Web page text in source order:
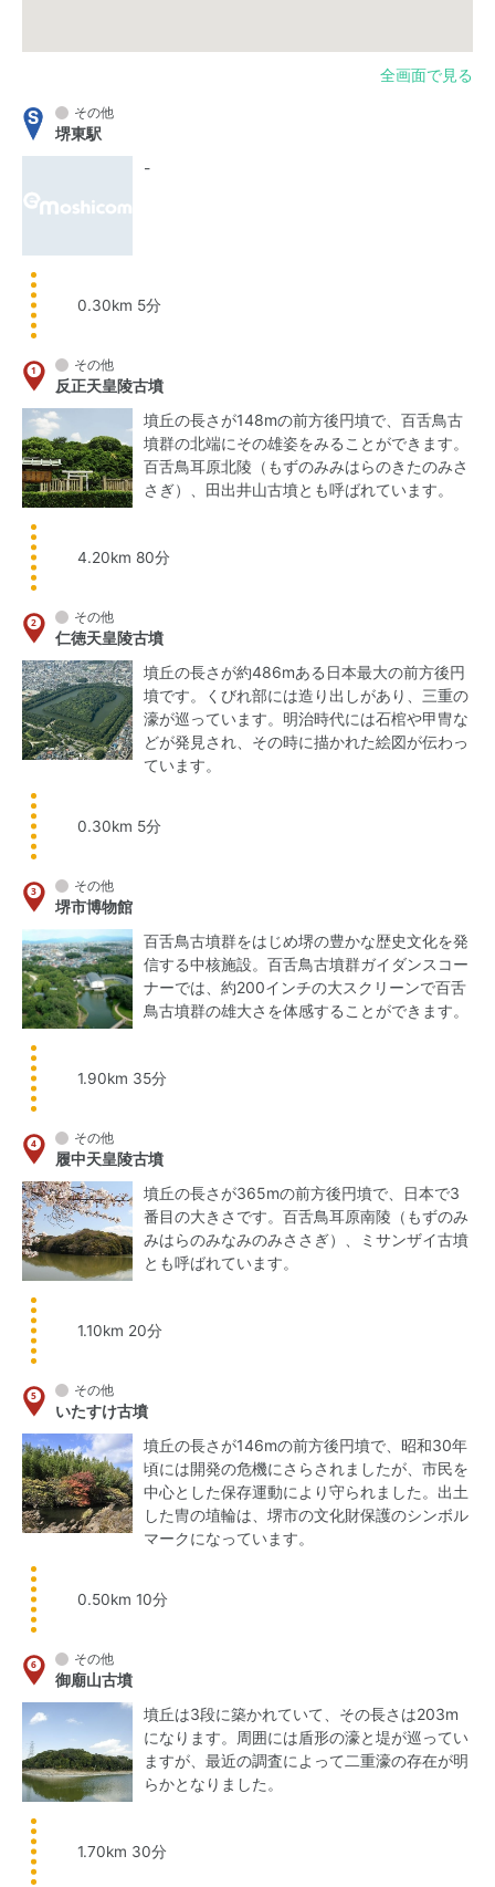
全画面で見る
その他
堺東駅
-
0.30km 5分
その他
反正天皇陵古墳
墳丘の長さが148mの前方後円墳で、百舌鳥古
墳群の北端にその雄姿をみることができます。
百舌鳥耳原北陵（もずのみみはらのきたのみさ
さぎ）、田出井山古墳とも呼ばれています。
4.20km 80分
その他
仁徳天皇陵古墳
墳丘の長さが約486mある日本最大の前方後円
墳です。くびれ部には造り出しがあり、三重の
濠が巡っています。明治時代には石棺や甲冑な
どが発見され、その時に描かれた絵図が伝わっ
ています。
0.30km 5分
その他
堺市博物館
百舌鳥古墳群をはじめ堺の豊かな歴史文化を発
信する中核施設。百舌鳥古墳群ガイダンスコー
ナーでは、約200インチの大スクリーンで百舌
鳥古墳群の雄大さを体感することができます。
1.90km 35分
その他
履中天皇陵古墳
墳丘の長さが365mの前方後円墳で、日本で3
番目の大きさです。百舌鳥耳原南陵（もずのみ
みはらのみなみのみささぎ）、ミサンザイ古墳
とも呼ばれています。
1.10km 20分
その他
いたすけ古墳
墳丘の長さが146mの前方後円墳で、昭和30年
頃には開発の危機にさらされましたが、市民を
中心とした保存運動により守られました。出土
した冑の埴輪は、堺市の文化財保護のシンボル
マークになっています。
0.50km 10分
その他
御廟山古墳
墳丘は3段に築かれていて、その長さは203m
になります。周囲には盾形の濠と堤が巡ってい
ますが、最近の調査によって二重濠の存在が明
らかとなりました。
1.70km 30分